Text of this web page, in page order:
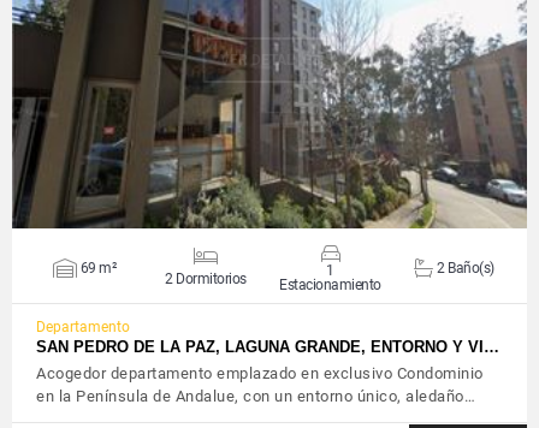
VER DETALLES
69 m²
2 Dormitorios
1
Estacionamiento
2 Baño(s)
Departamento
SAN PEDRO DE LA PAZ, LAGUNA GRANDE, ENTORNO Y VI…
Acogedor departamento emplazado en exclusivo Condominio
en la Península de Andalue, con un entorno único, aledaño…